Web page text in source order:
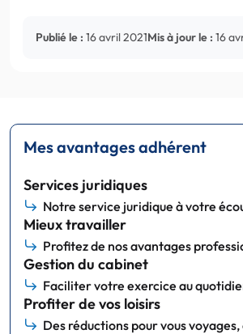
Publié le : 16 avril 2021Mis à jour le : 16
Mes avantages adhérent
Services juridiques
Notre service juridique à votre
Mieux travailler
Profitez de nos avantages
Gestion du cabinet
Faciliter votre exercice au
Profiter de vos loisirs
Des réductions pour vous